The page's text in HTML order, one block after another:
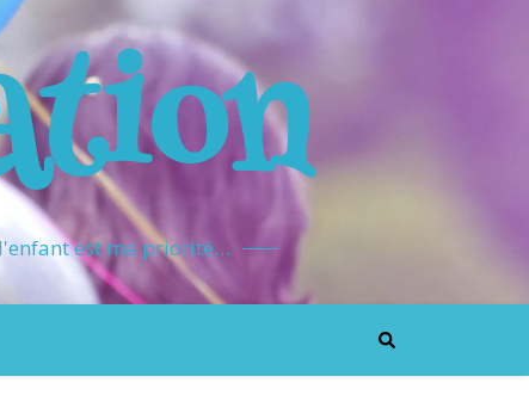
l'enfant est ma priorité…